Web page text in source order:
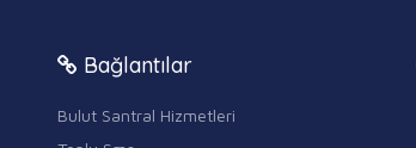
Bağlantılar
Bulut Santral Hizmetleri